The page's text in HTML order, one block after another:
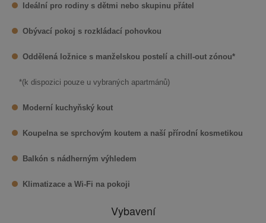
Ideální pro rodiny s dětmi nebo skupinu přátel
Obývací pokoj s rozkládací pohovkou
Oddělená ložnice s manželskou postelí a chill-out zónou*
*(k dispozici pouze u vybraných apartmánů)
Moderní kuchyňský kout
Koupelna se sprchovým koutem a naší přírodní kosmetikou
Balkón s nádherným výhledem
Klimatizace a Wi-Fi na pokoji
Vybavení